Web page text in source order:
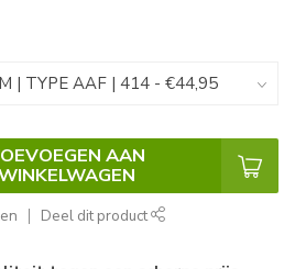
AAN
Deel dit product